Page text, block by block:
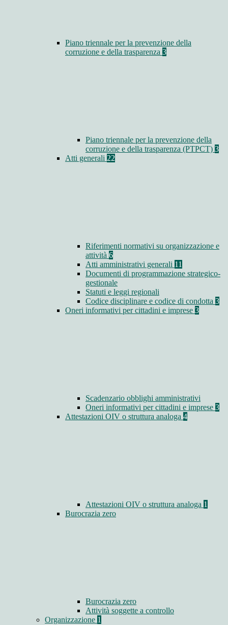
Piano triennale per la prevenzione della
corruzione e della trasparenza 3
Piano triennale per la prevenzione della
corruzione e della trasparenza (PTPCT) 3
Atti generali 22
Riferimenti normativi su organizzazione e
attività 6
Atti amministrativi generali 11
Documenti di programmazione strategico-
gestionale
Statuti e leggi regionali
Codice disciplinare e codice di condotta 3
Oneri informativi per cittadini e imprese 3
Scadenzario obblighi amministrativi
Oneri informativi per cittadini e imprese 3
Attestazioni OIV o struttura analoga 4
Attestazioni OIV o struttura analoga 1
Burocrazia zero
Burocrazia zero
Attività soggette a controllo
Organizzazione 1